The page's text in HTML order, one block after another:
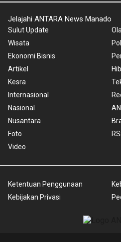
Jelajahi ANTARA News Manado
Sulut Update
Wisata
Ekonomi Bisnis
Artikel
Kesra
Internasional
Nasional
Nusantara
Foto
Video
Ketentuan Penggunaan
Kebijakan Privasi